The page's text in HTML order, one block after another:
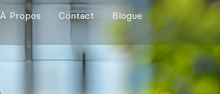
À Propos Contact Blogue